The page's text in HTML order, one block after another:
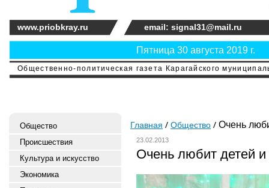
Общественно-политическая газета Карагайского
Пятница 30 августа 2019 г.
www.priobkray.ru email: signal31@mail.ru
Общество
Происшествия
Культура и искусство
Экономика
Главная Общество Очень
23.02.2013
Очень любит детей